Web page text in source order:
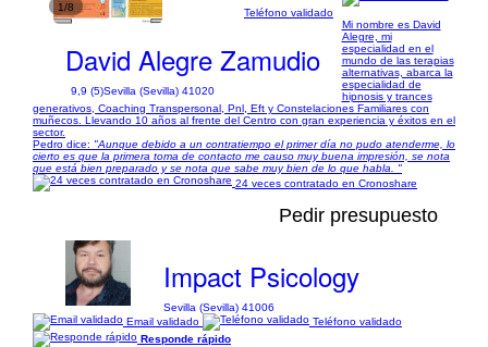
1/8
David Alegre Zamudio
9,9 (5)Sevilla (Sevilla) 41020
Teléfono validado
Mi nombre es David
Alegre, mi
especialidad en el
mundo de las terapias
alternativas, abarca la
especialidad de
hipnosis y trances
generativos, Coaching Transpersonal, Pnl, Eft y Constelaciones Familiares con
muñecos. Llevando 10 años al frente del Centro con gran experiencia y éxitos en el
sector.
Pedro dice: "Aunque debido a un contratiempo el primer día no pudo atenderme, lo
cierto es que la primera toma de contacto me causo muy buena impresión, se nota
que está bien preparado y se nota que sabe muy bien de lo que habla. "
24 veces contratado en Cronoshare
Pedir presupuesto
Impact Psicology
Sevilla (Sevilla) 41006
Email validado
Teléfono validado
Responde rápido